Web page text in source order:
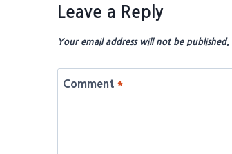
Leave a Reply
Your email address will not be published.
Comment *